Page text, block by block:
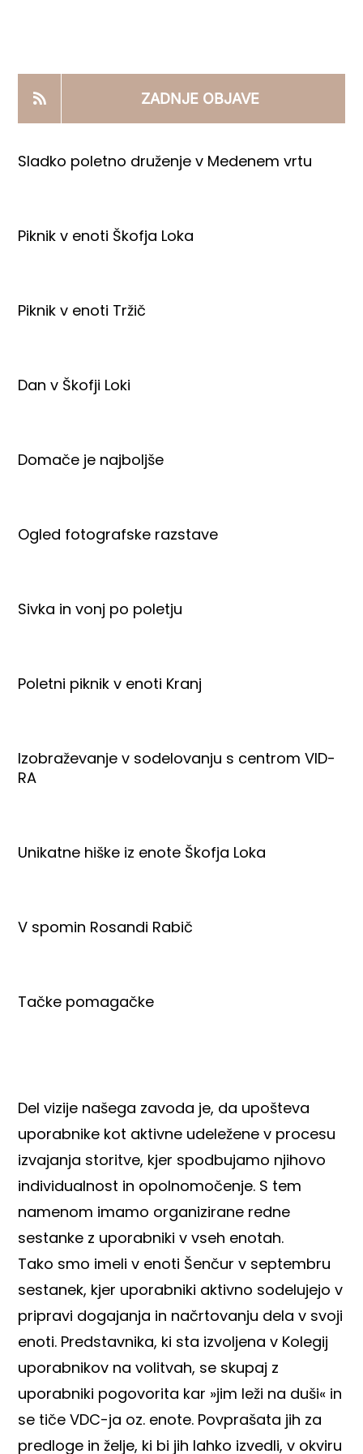
PRODAJNI IZDELKI
AKTUALNO
ZADNJE OBJAVE
Sladko poletno druženje v Medenem vrtu
Piknik v enoti Škofja Loka
Piknik v enoti Tržič
Dan v Škofji Loki
Domače je najboljše
Ogled fotografske razstave
Sivka in vonj po poletju
Poletni piknik v enoti Kranj
Izobraževanje v sodelovanju s centrom VID-
RA
Unikatne hiške iz enote Škofja Loka
V spomin Rosandi Rabič
Tačke pomagačke
Del vizije našega zavoda je, da upošteva
uporabnike kot aktivne udeležene v procesu
izvajanja storitve, kjer spodbujamo njihovo
individualnost in opolnomočenje. S tem
namenom imamo organizirane redne
sestanke z uporabniki v vseh enotah.
Tako smo imeli v enoti Šenčur v septembru
sestanek, kjer uporabniki aktivno sodelujejo v
pripravi dogajanja in načrtovanju dela v svoji
enoti. Predstavnika, ki sta izvoljena v Kolegij
uporabnikov na volitvah, se skupaj z
uporabniki pogovorita kar »jim leži na duši« in
se tiče VDC-ja oz. enote. Povprašata jih za
predloge in želje, ki bi jih lahko izvedli, v okviru